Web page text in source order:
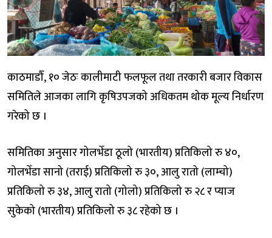
काठमाडौँ, १० जेठः कालीमाटी फलफूल तथा तरकारी बजार विकास
समितिले आजका लागि कृषिउपजको अधिकतम थोक मूल्य निर्धारण
गरेको छ ।
समितिका अनुसार गोलभेँडा ठूलो (भारतीय) प्रतिकिलो रु ४०,
गोलभेँडा सानो (तराई) प्रतिकिलो रु ३०, आलु रातो (लाम्चो)
प्रतिकिलो रु ३४, आलु रातो (गोलो) प्रतिकिलो रु २८ र प्याज
सुकेको (भारतीय) प्रतिकिलो रु ३८ रहेको छ ।